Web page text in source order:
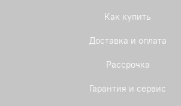
Как купить
Доставка и оплата
Рассрочка
Гарантия и сервис